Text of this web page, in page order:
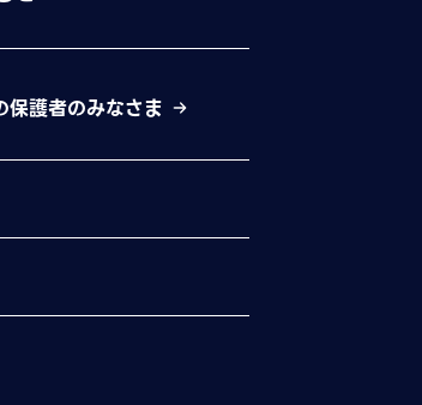
保護者のみなさま